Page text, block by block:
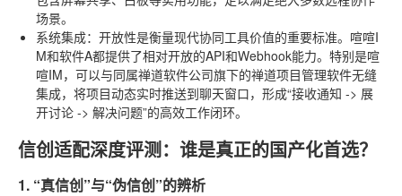
场景。
系统集成：开放性是衡量现代协同工具价值的重要标准。喧喧I
M和软件A都提供了相对开放的API和Webhook能力。特别是喧
喧IM，可以与同属禅道软件公司旗下的禅道项目管理软件无缝
集成，将项目动态实时推送到聊天窗口，形成“接收通知 -> 展
开讨论 -> 解决问题”的高效工作闭环。
信创适配深度评测：谁是真正的国产化首选？
1. “真信创”与“伪信创”的辨析